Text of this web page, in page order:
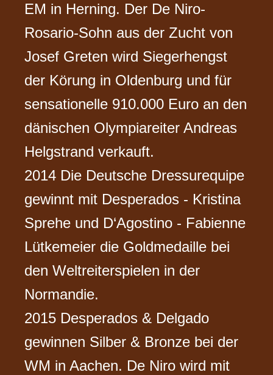
EM in Herning. Der De Niro-
Rosario-Sohn aus der Zucht von
Josef Greten wird Siegerhengst
der Körung in Oldenburg und für
sensationelle 910.000 Euro an den
dänischen Olympiareiter Andreas
Helgstrand verkauft.
2014 Die Deutsche Dressurequipe
gewinnt mit Desperados - Kristina
Sprehe und D‘Agostino - Fabienne
Lütkemeier die Goldmedaille bei
den Weltreiterspielen in der
Normandie.
2015 Desperados & Delgado
gewinnen Silber & Bronze bei der
WM in Aachen. De Niro wird mit